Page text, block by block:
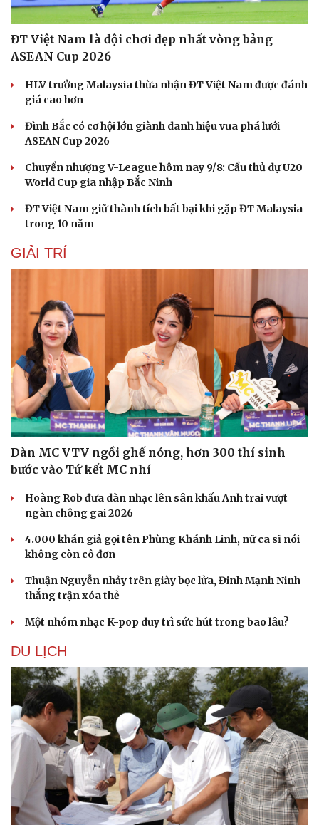
Tư vấn
Săn Tour
check-in
Câu chuyện thời sự
Cửa sổ tình yêu
ĐT Việt Nam là đội chơi đẹp nhất vòng bảng
ASEAN Cup 2026
HLV trưởng Malaysia thừa nhận ĐT Việt Nam được đánh
giá cao hơn
Đình Bắc có cơ hội lớn giành danh hiệu vua phá lưới
ASEAN Cup 2026
Chuyển nhượng V-League hôm nay 9/8: Cầu thủ dự U20
World Cup gia nhập Bắc Ninh
ĐT Việt Nam giữ thành tích bất bại khi gặp ĐT Malaysia
trong 10 năm
GIẢI TRÍ
Dàn MC VTV ngồi ghế nóng, hơn 300 thí sinh
bước vào Tứ kết MC nhí
Hoàng Rob đưa dàn nhạc lên sân khấu Anh trai vượt
ngàn chông gai 2026
4.000 khán giả gọi tên Phùng Khánh Linh, nữ ca sĩ nói
không còn cô đơn
Thuận Nguyễn nhảy trên giày bọc lửa, Đinh Mạnh Ninh
thắng trận xóa thẻ
Một nhóm nhạc K-pop duy trì sức hút trong bao lâu?
DU LỊCH